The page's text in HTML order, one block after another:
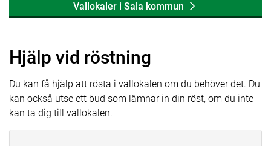
Vallokaler i Sala kommun
Hjälp vid röstning
Du kan få hjälp att rösta i vallokalen om du behöver det. Du
kan också utse ett bud som lämnar in din röst, om du inte
kan ta dig till vallokalen.